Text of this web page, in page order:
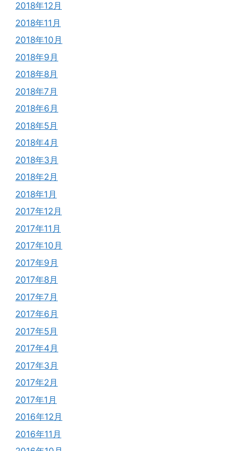
2018年12月
2018年11月
2018年10月
2018年9月
2018年8月
2018年7月
2018年6月
2018年5月
2018年4月
2018年3月
2018年2月
2018年1月
2017年12月
2017年11月
2017年10月
2017年9月
2017年8月
2017年7月
2017年6月
2017年5月
2017年4月
2017年3月
2017年2月
2017年1月
2016年12月
2016年11月